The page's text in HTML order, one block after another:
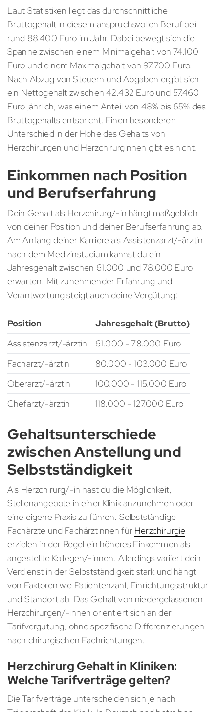
Laut Statistiken liegt das durchschnittliche
Bruttogehalt in diesem anspruchsvollen Beruf bei
rund 88.400 Euro im Jahr. Dabei bewegt sich die
Spanne zwischen einem Minimalgehalt von 74.100
Euro und einem Maximalgehalt von 97.700 Euro.
Nach Abzug von Steuern und Abgaben ergibt sich
ein Nettogehalt zwischen 42.432 Euro und 57.460
Euro jährlich, was einem Anteil von 48% bis 65% des
Bruttogehalts entspricht. Einen besonderen
Unterschied in der Höhe des Gehalts von
Herzchirurgen und Herzchirurginnen gibt es nicht.
Einkommen nach Position
und Berufserfahrung
Dein Gehalt als Herzchirurg/-in hängt maßgeblich
von deiner Position und deiner Berufserfahrung ab.
Am Anfang deiner Karriere als Assistenzarzt/-ärztin
nach dem Medizinstudium kannst du ein
Jahresgehalt zwischen 61.000 und 78.000 Euro
erwarten. Mit zunehmender Erfahrung und
Verantwortung steigt auch deine Vergütung:
Position
Jahresgehalt (Brutto)
Assistenzarzt/-ärztin
61.000 - 78.000 Euro
Facharzt/-ärztin
80.000 - 103.000 Euro
Oberarzt/-ärztin
100.000 - 115.000 Euro
Chefarzt/-ärztin
118.000 - 127.000 Euro
Gehaltsunterschiede
zwischen Anstellung und
Selbstständigkeit
Als Herzchirurg/-in hast du die Möglichkeit,
Stellenangebote in einer Klinik anzunehmen oder
eine eigene Praxis zu führen. Selbstständige
Fachärzte und Fachärztinnen für Herzchirurgie
erzielen in der Regel ein höheres Einkommen als
angestellte Kollegen/-innen. Allerdings variiert dein
Verdienst in der Selbstständigkeit stark und hängt
von Faktoren wie Patientenzahl, Einrichtungsstruktur
und Standort ab. Das Gehalt von niedergelassenen
Herzchirurgen/-innen orientiert sich an der
Tarifvergütung, ohne spezifische Differenzierungen
nach chirurgischen Fachrichtungen.
Herzchirurg Gehalt in Kliniken:
Welche Tarifverträge gelten?
Die Tarifverträge unterscheiden sich je nach